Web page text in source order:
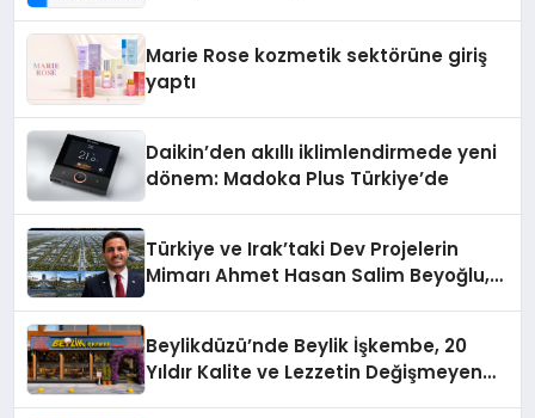
Marie Rose kozmetik sektörüne giriş
yaptı
Daikin’den akıllı iklimlendirmede yeni
dönem: Madoka Plus Türkiye’de
Türkiye ve Irak’taki Dev Projelerin
Mimarı Ahmet Hasan Salim Beyoğlu,
Hayata Geçirecek
Beylikdüzü’nde Beylik İşkembe, 20
Yıldır Kalite ve Lezzetin Değişmeyen